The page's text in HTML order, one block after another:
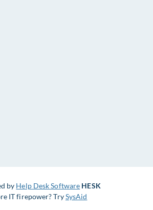
by Help Desk Software HESK
IT firepower? TrySysAid